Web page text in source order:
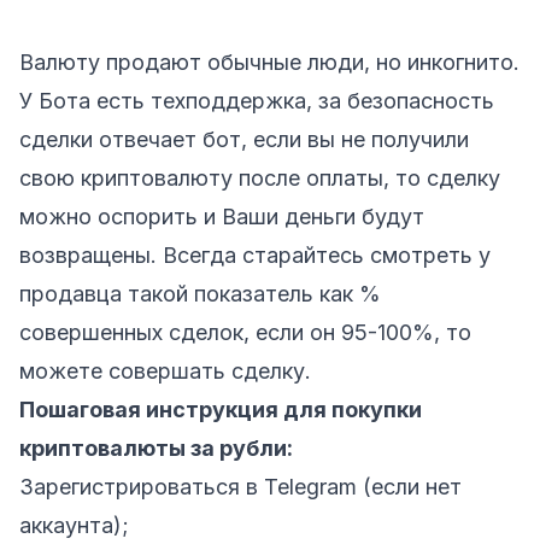
Валюту продают обычные люди, но инкогнито.
У Бота есть техподдержка, за безопасность
сделки отвечает бот, если вы не получили
свою криптовалюту после оплаты, то сделку
можно оспорить и Ваши деньги будут
возвращены. Всегда старайтесь смотреть у
продавца такой показатель как %
совершенных сделок, если он 95-100%, то
можете совершать сделку.
Пошаговая инструкция для покупки
криптовалюты за рубли:
Зарегистрироваться в Telegram (если нет
аккаунта);